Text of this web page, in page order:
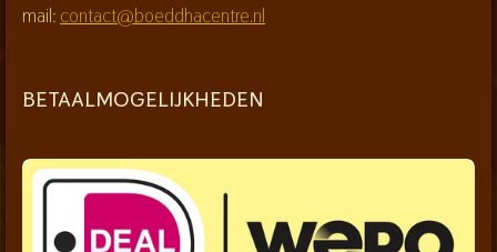
mail: contact@boeddhacentre.nl
BETAALMOGELIJKHEDEN